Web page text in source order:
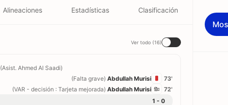
Alineaciones Estadísticas Clasificación
Ver todo (16)
(Asist. Ahmed Al Saadi)
73'
(Falta grave) Abdullah Murisi
72'
(VAR - decisión : Tarjeta mejorada) Abdullah Murisi
1 - 0